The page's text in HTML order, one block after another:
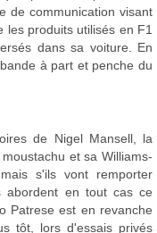
de communication visant
produits utilisés en F1
dans sa voiture. En
à part et penche du
de Nigel Mansell, la
et sa Williams-
s'ils vont remporter
abordent en tout cas ce
Patrese est en revanche
tôt, lors d'essais privés